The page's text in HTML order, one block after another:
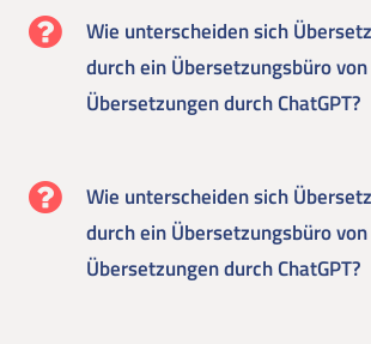
Wie unterscheiden sich
durch ein Übersetzungsbüro von
Übersetzungen durch ChatGPT?
Wie unterscheiden sich
durch ein Übersetzungsbüro von
Übersetzungen durch ChatGPT?